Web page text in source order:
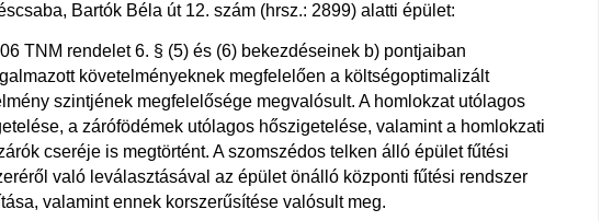
Bartók Béla út 12. szám (hrsz.: 2899) alatti épület:
TNM rendelet 6. § (5) és (6) bekezdéseinek b) pontjaiban
követelményeknek megfelelően a költségoptimalizált
szintjének megfelelősége megvalósult. A homlokzat utólagos
a zárófödémek utólagos hőszigetelése, valamint a homlokzati
cseréje is megtörtént. A szomszédos telken álló épület fűtési
való leválasztásával az épület önálló központi fűtési rendszer
valamint ennek korszerűsítése valósult meg.